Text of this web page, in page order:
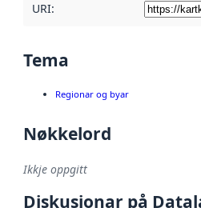
URI:
Tema
Regionar og byar
Nøkkelord
Ikkje oppgitt
Diskusjonar på